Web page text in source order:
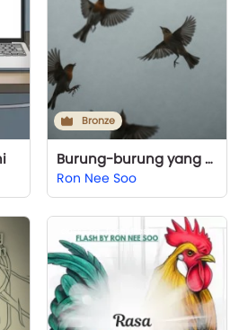
Bronze
Burung-burung yang Mati
Ron Nee Soo
class='bg_flash'>Flash